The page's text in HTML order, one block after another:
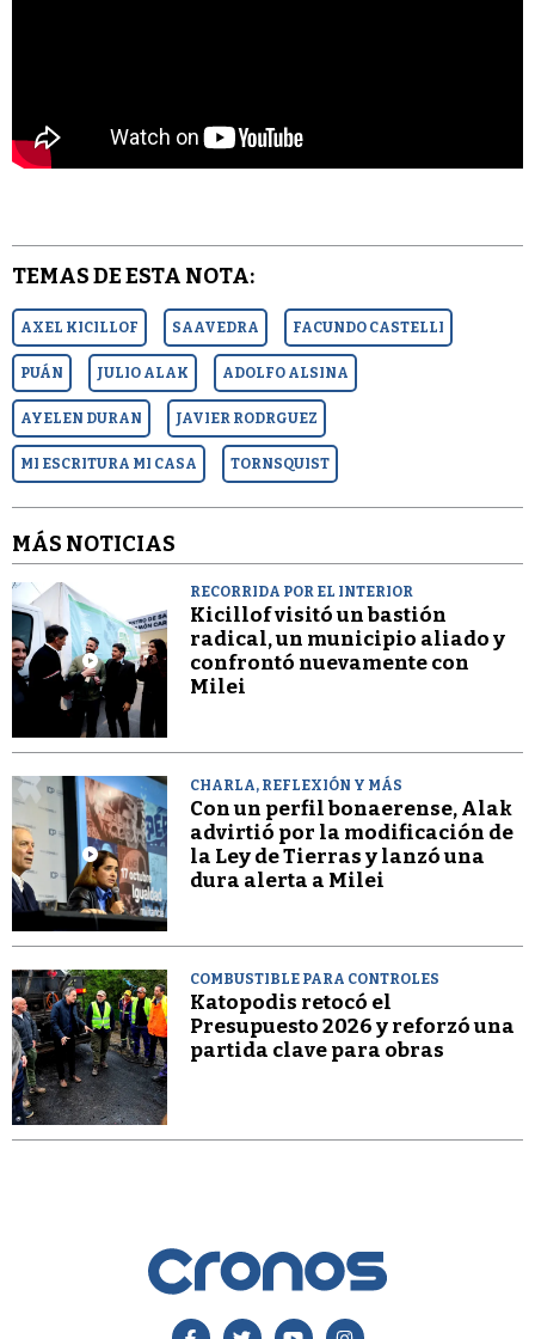
TEMAS DE ESTA NOTA:
AXEL KICILLOF SAAVEDRA FACUNDO CASTELLI
PUÁN JULIO ALAK ADOLFO ALSINA
AYELEN DURAN JAVIER RODRGUEZ
MI ESCRITURA MI CASA TORNSQUIST
MÁS NOTICIAS
RECORRIDA POR EL INTERIOR
Kicillof visitó un bastión
radical, un municipio aliado y
confrontó nuevamente con
Milei
CHARLA, REFLEXIÓN Y MÁS
Con un perfil bonaerense, Alak
advirtió por la modificación de
la Ley de Tierras y lanzó una
dura alerta a Milei
COMBUSTIBLE PARA CONTROLES
Katopodis retocó el
Presupuesto 2026 y reforzó una
partida clave para obras